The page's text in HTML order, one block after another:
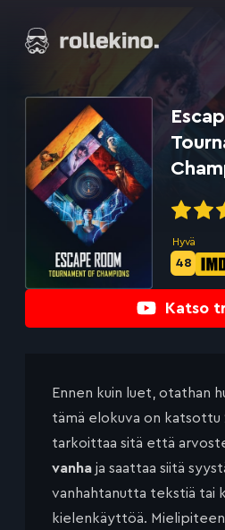
suoraan
Elokuvat ja elokuva-arviot | Rollekino.fi
lopputekstien
Katso
Hyvä
48
Ennen kuin luet, otathan
tämä elokuva on katsottu
tarkoittaa sitä että
vanha ja saattaa siitä
vanhahtanutta tekstiä tai
kielenkäyttöä.